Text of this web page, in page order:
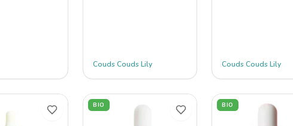
Couds Couds Lily Couds Couds Lily
BIO BIO